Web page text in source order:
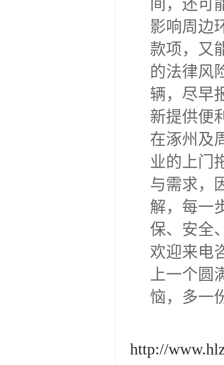
间，还可
影响周边
款项，又
的法律风
辆，尽早
新提供便
在涿州及
业的上门
与需求，
解，每一
保、安全
欢迎来电
上一个圆
恼，多一
http://